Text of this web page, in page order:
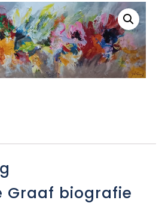
Graaf biografie